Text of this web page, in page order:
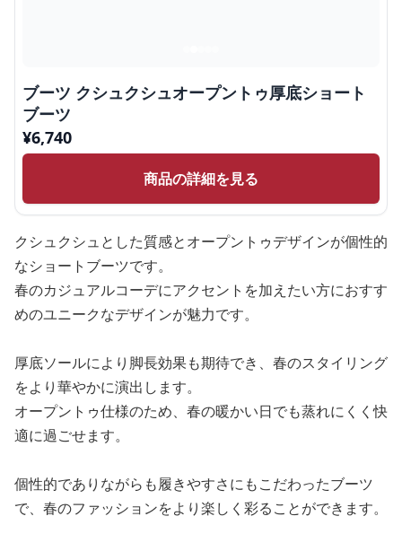
ブーツ クシュクシュオープントゥ厚底ショート
ブーツ
¥6,740
商品の詳細を見る
クシュクシュとした質感とオープントゥデザインが個性的
なショートブーツです。
春のカジュアルコーデにアクセントを加えたい方におすす
めのユニークなデザインが魅力です。
厚底ソールにより脚長効果も期待でき、春のスタイリング
をより華やかに演出します。
オープントゥ仕様のため、春の暖かい日でも蒸れにくく快
適に過ごせます。
個性的でありながらも履きやすさにもこだわったブーツ
で、春のファッションをより楽しく彩ることができます。